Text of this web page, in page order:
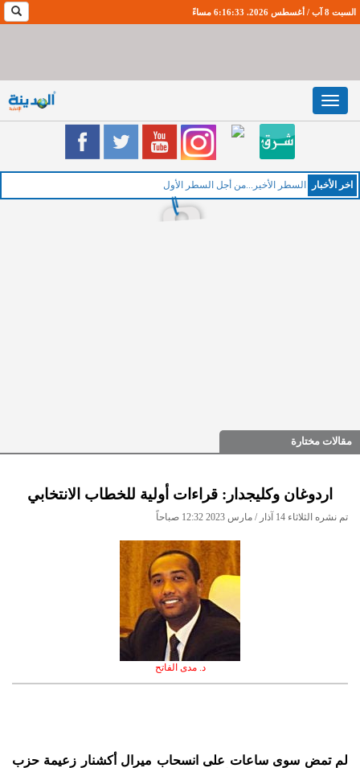
السبت 8 آب / أغسطس 2026. 6:16:33 مساءً
Toggle
navigation
اخر اﻷخبار الخميس
مقالات مختارة
اردوغان وكليجدار: قراءات أولية للخطاب الانتخابي
تم نشره الثلاثاء 14 آذار / مارس 2023 12:32 صباحاً
د. مدى الفاتح
لم تمض سوى ساعات على انسحاب ميرال أكشنار زعيمة حزب